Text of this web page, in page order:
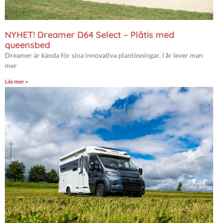
NYHET! Dreamer D64 Select – Plåtis med
queensbed
Dreamer är kända för sina innovativa planlösningar. I år lever man
mer
Läs mer »